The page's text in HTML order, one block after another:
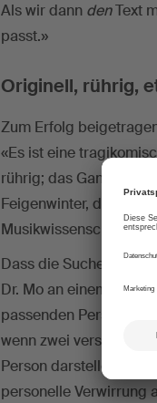
Als wir dann denText
passt.»
Originell, rührig,
Zum Erfolg
«Es ist eine
rührig; das Ganze hat
Feigenwinter, der an
Musikwissenschaften
Dass die Suche nach
Dr. Mo an einem
passenden
wenn zwei
Person darstellen. Wir
personelle Verwirrung